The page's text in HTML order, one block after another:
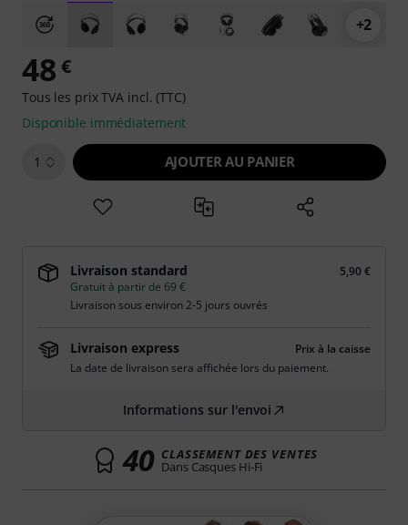
+2
48 €
Tous les prix TVA incl. (TTC)
Disponible immédiatement
1 AJOUTER AU PANIER
Livraison standard
5,90 €
Gratuit à partir de 69 €
Livraison sous environ 2-5 jours ouvrés
Livraison express
Prix à la caisse
La date de livraison sera affichée lors du paiement.
Informations sur l'envoi
40 CLASSEMENT DES VENTES
Dans Casques Hi-Fi